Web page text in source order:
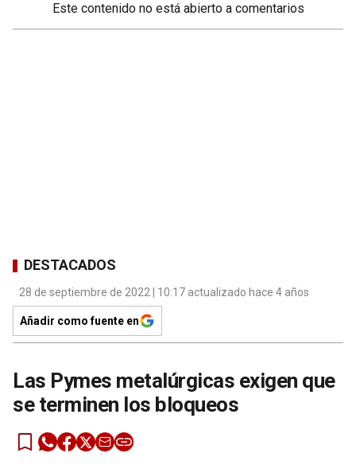
Este contenido no está abierto a comentarios
DESTACADOS
28 de septiembre de 2022 | 10:17 actualizado hace 4 años
Añadir como fuente en
Las Pymes metalúrgicas exigen que
se terminen los bloqueos